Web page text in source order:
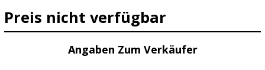
Preis nicht verfügbar
Angaben Zum Verkäufer